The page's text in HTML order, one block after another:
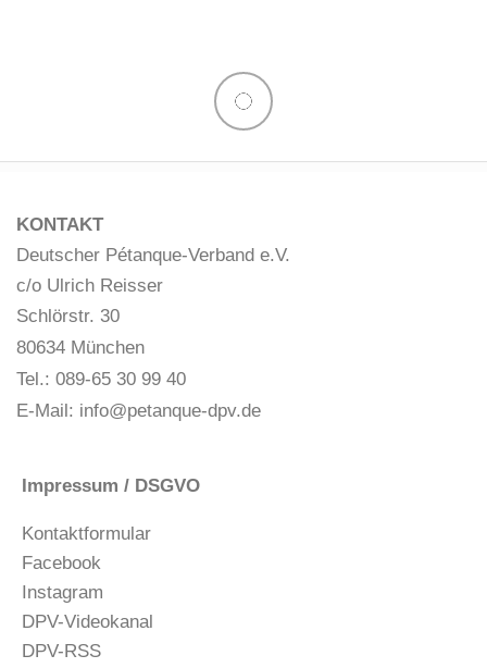
KONTAKT
Deutscher Pétanque-Verband e.V.
c/o Ulrich Reisser
Schlörstr. 30
80634 München
Tel.: 089-65 30 99 40
E-Mail: info@petanque-dpv.de
Impressum / DSGVO
Kontaktformular
Facebook
Instagram
DPV-Videokanal
DPV-RSS